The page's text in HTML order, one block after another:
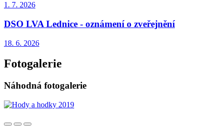
1. 7. 2026
DSO LVA Lednice - oznámení o zveřejnění
18. 6. 2026
Fotogalerie
Náhodná fotogalerie